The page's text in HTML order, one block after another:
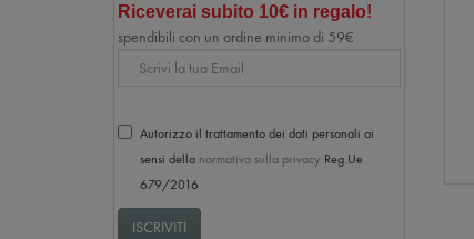
Riceverai subito 10€ in regalo!
spendibili con un ordine minimo di 59€
Email
Autorizzo il trattamento dei dati personali ai
sensi della normativa sulla privacy Reg.Ue
679/2016
ISCRIVITI